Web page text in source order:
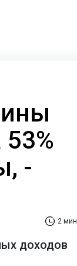
-
2 мин
доходов